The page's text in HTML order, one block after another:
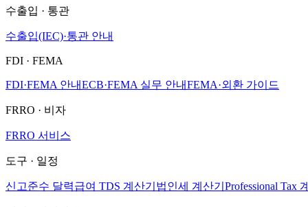
수출입 · 통관
수출입(IEC)·통관 안내
FDI · FEMA
FDI·FEMA 안내ECB·FEMA 실무 안내FEMA·외환 가이드
FRRO · 비자
FRRO 서비스
도구 · 일정
신고준수 달력급여 TDS 계산기 법인세 계산기 Professional Tax